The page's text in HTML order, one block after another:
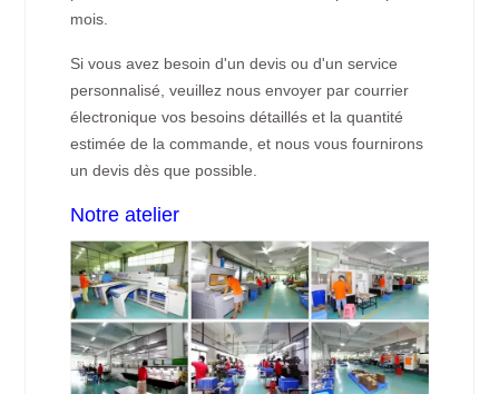
mois.
Si vous avez besoin d'un devis ou d'un service
personnalisé, veuillez nous envoyer par courrier
électronique vos besoins détaillés et la quantité
estimée de la commande, et nous vous fournirons
un devis dès que possible.
Notre atelier